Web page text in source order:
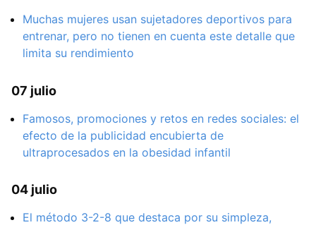
Muchas mujeres usan sujetadores deportivos para
entrenar, pero no tienen en cuenta este detalle que
limita su rendimiento
07 julio
Famosos, promociones y retos en redes sociales: el
efecto de la publicidad encubierta de
ultraprocesados en la obesidad infantil
04 julio
El método 3-2-8 que destaca por su simpleza,